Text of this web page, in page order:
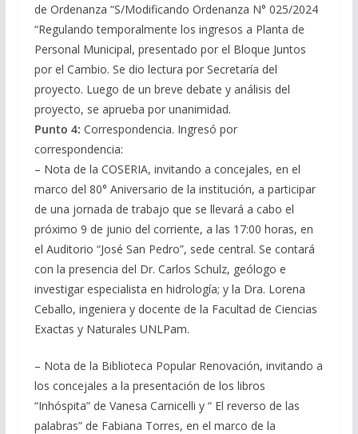
de Ordenanza “S/Modificando Ordenanza N° 025/2024
“Regulando temporalmente los ingresos a Planta de
Personal Municipal, presentado por el Bloque Juntos
por el Cambio. Se dio lectura por Secretaría del
proyecto. Luego de un breve debate y análisis del
proyecto, se aprueba por unanimidad.
Punto 4: Correspondencia. Ingresó por
correspondencia:
– Nota de la COSERIA, invitando a concejales, en el
marco del 80° Aniversario de la institución, a participar
de una jornada de trabajo que se llevará a cabo el
próximo 9 de junio del corriente, a las 17:00 horas, en
el Auditorio “José San Pedro”, sede central. Se contará
con la presencia del Dr. Carlos Schulz, geólogo e
investigar especialista en hidrología; y la Dra. Lorena
Ceballo, ingeniera y docente de la Facultad de Ciencias
Exactas y Naturales UNLPam.
– Nota de la Biblioteca Popular Renovación, invitando a
los concejales a la presentación de los libros
“Inhóspita” de Vanesa Carnicelli y “ El reverso de las
palabras” de Fabiana Torres, en el marco de la